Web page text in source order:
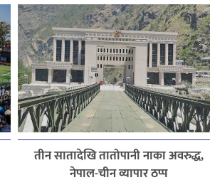
तीन सातादेखि तातोपानी नाका अवरुद्ध,
नेपाल-चीन व्यापार ठप्प